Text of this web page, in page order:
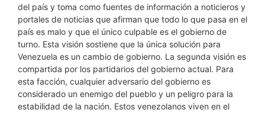
del país y toma como fuentes de información a noticieros y
portales de noticias que afirman que todo lo que pasa en el
país es malo y que el único culpable es el gobierno de
turno. Esta visión sostiene que la única solución para
Venezuela es un cambio de gobierno. La segunda visión es
compartida por los partidarios del gobierno actual. Para
esta facción, cualquier adversario del gobierno es
considerado un enemigo del pueblo y un peligro para la
estabilidad de la nación. Estos venezolanos viven en el